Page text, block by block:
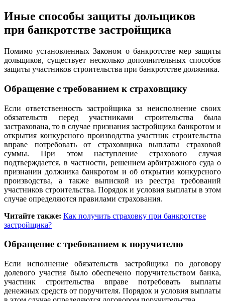
Иные способы защиты дольщиков
при банкротстве застройщика
Помимо установленных Законом о банкротстве мер защиты
дольщиков, существует несколько дополнительных способов
защиты участников строительства при банкротстве должника.
Обращение с требованием к страховщику
Если ответственность застройщика за неисполнение своих
обязательств перед участниками строительства была
застрахована, то в случае признания застройщика банкротом и
открытия конкурсного производства участник строительства
вправе потребовать от страховщика выплаты страховой
суммы. При этом наступление страхового случая
подтверждается, в частности, решением арбитражного суда о
признании должника банкротом и об открытии конкурсного
производства, а также выпиской из реестра требований
участников строительства. Порядок и условия выплаты в этом
случае определяются правилами страхования.
Читайте также: Как получить страховку при банкротстве
застройщика?
Обращение с требованием к поручителю
Если исполнение обязательств застройщика по договору
долевого участия было обеспечено поручительством банка,
участник строительства вправе потребовать выплаты
денежных средств от поручителя. Порядок и условия выплаты